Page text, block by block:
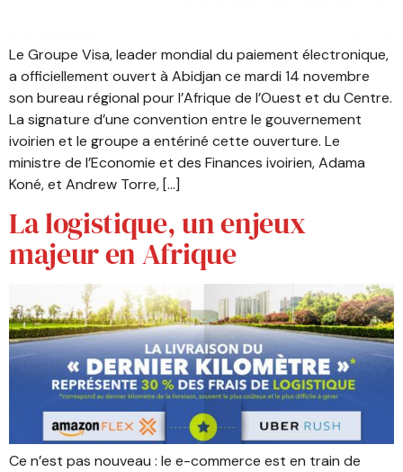
Le Groupe Visa, leader mondial du paiement électronique,
a officiellement ouvert à Abidjan ce mardi 14 novembre
son bureau régional pour l’Afrique de l’Ouest et du Centre.
La signature d’une convention entre le gouvernement
ivoirien et le groupe a entériné cette ouverture. Le
ministre de l’Economie et des Finances ivoirien, Adama
Koné, et Andrew Torre, […]
La logistique, un enjeux
majeur en Afrique
Ce n’est pas nouveau : le e-commerce est en train de